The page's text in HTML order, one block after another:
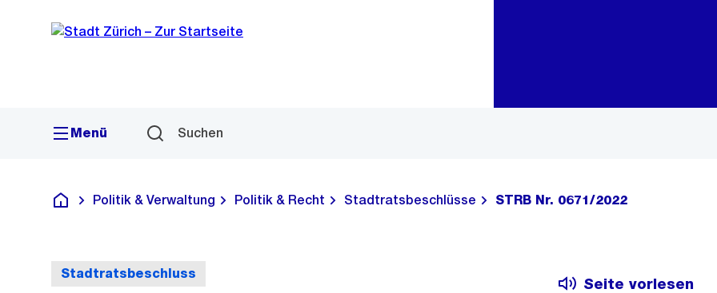
Navigation
Sprunglink
Menü Suchen
Deutsch
Politik & Verwaltung Politik & Recht Stadtratsbeschlüsse STRB Nr. 0671/2022
Stadtratsbeschluss
Seite vorlesen